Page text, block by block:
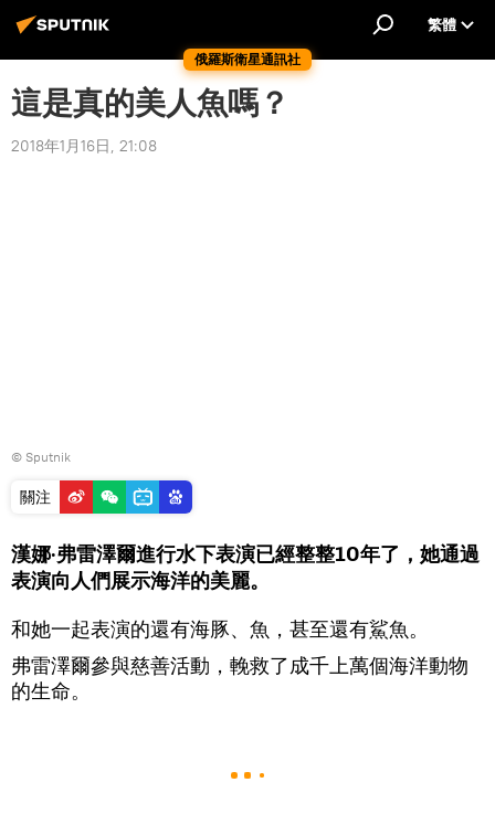
俄羅斯衛星通訊社
繁體
這是真的美人魚嗎？
2018年1月16日, 21:08
© Sputnik
關注
漢娜·弗雷澤爾進行水下表演已經整整10年了，她通過
表演向人們展示海洋的美麗。
和她一起表演的還有海豚、魚，甚至還有鯊魚。
弗雷澤爾參與慈善活動，輓救了成千上萬個海洋動物
的生命。